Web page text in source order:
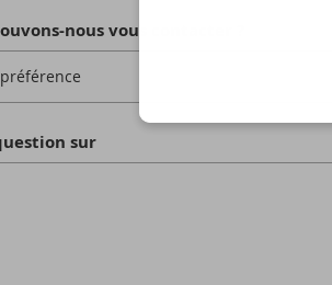
nous vous contacter ?
sur